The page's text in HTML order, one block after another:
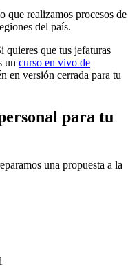
que realizamos procesos de
del país.
quieres que tus jefaturas
un curso en vivo de
en versión cerrada para tu
para tu
una propuesta a la